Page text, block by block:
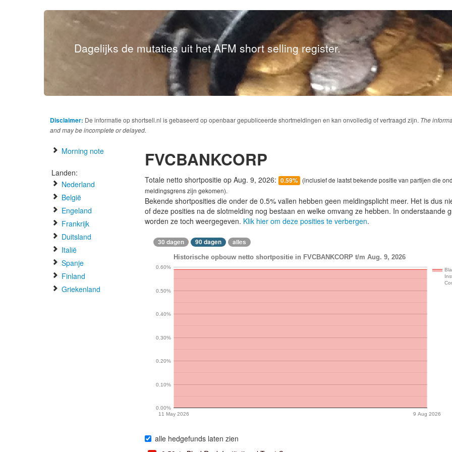
Dagelijks de mutaties uit het AFM short selling register.
Disclaimer: De informatie op shortsell.nl is gebaseerd op openbaar gepubliceerde shortmeldingen en kan onvolledig of vertraagd zijn. The
and may be incomplete or delayed.
Morning note
Landen:
Nederland
België
Engeland
Frankrijk
Duitsland
Italië
Spanje
Finland
Griekenland
FVCBANKCORP
Totale netto shortpositie op Aug. 9, 2026: 0.59% (inclusief de laatst bekende positie van partijen die
meldingsgrens zijn gekomen).
Bekende shortposities die onder de 0.5% vallen hebben geen meldingsplicht meer. Het is dus
of deze posities na de slotmelding nog bestaan en welke omvang ze hebben. In onderstaande
worden ze toch weergegeven. Klik hier om deze posities te verbergen.
30 dagen 90 dagen alles
Historische opbouw netto shortpositie in FVCBANKCORP t/m Aug. 9, 2026
11 May 2026 9 Aug 2026
0.00%
0.10%
0.20%
0.30%
0.40%
0.50%
0.60%
alle hedgefunds laten zien